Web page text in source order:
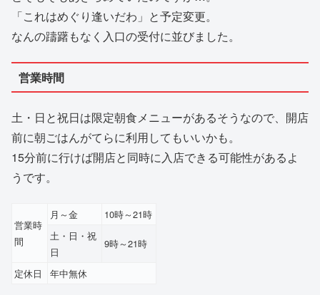
「これはめぐり逢いだわ」と予定変更。
なんの躊躇もなく入口の受付に並びました。
営業時間
土・日と祝日は限定朝食メニューがあるそうなので、開店
前に朝ごはんがてらに利用してもいいかも。
15分前に行けば開店と同時に入店できる可能性があるよ
うです。
営業時
間
月～金
10時～21時
土・日・祝
日
9時～21時
定休日 年中無休